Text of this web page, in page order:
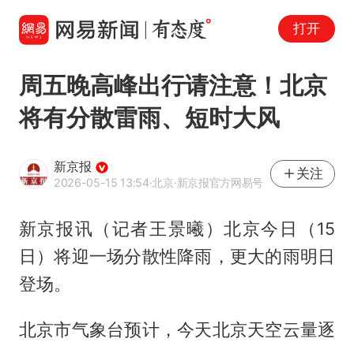
打开
周五晚高峰出行请注意！北京
将有分散雷雨、短时大风
新京报
2026-05-15 13:54·北京·新京报官方网易号
关注
新京报讯（记者王景曦）北京今日（15
日）将迎一场分散性降雨，更大的雨明日
登场。
北京市气象台预计，今天北京天空云量逐